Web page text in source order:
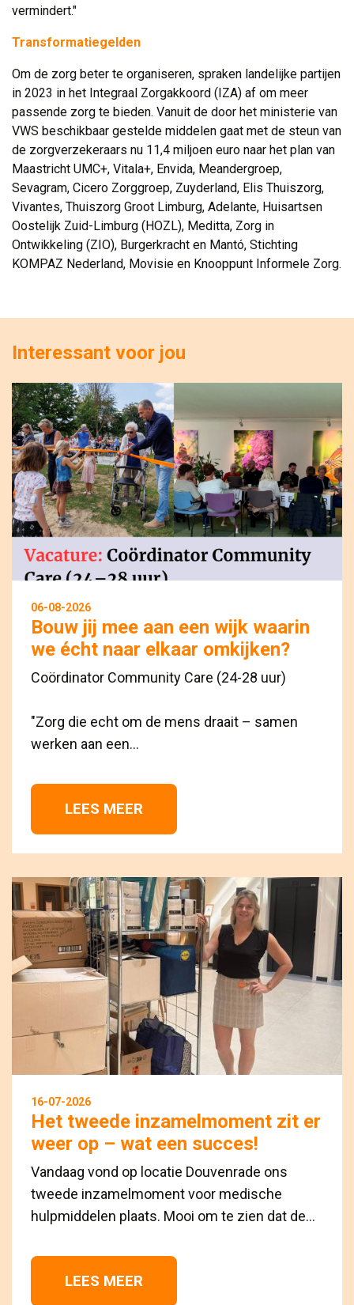
vermindert."
Transformatiegelden
Om de zorg beter te organiseren, spraken landelijke partijen
in 2023 in het Integraal Zorgakkoord (IZA) af om meer
passende zorg te bieden. Vanuit de door het ministerie van
VWS beschikbaar gestelde middelen gaat met de steun van
de zorgverzekeraars nu 11,4 miljoen euro naar het plan van
Maastricht UMC+, Vitala+, Envida, Meandergroep,
Sevagram, Cicero Zorggroep, Zuyderland, Elis Thuiszorg,
Vivantes, Thuiszorg Groot Limburg, Adelante, Huisartsen
Oostelijk Zuid-Limburg (HOZL), Meditta, Zorg in
Ontwikkeling (ZIO), Burgerkracht en Mantó, Stichting
KOMPAZ Nederland, Movisie en Knooppunt Informele Zorg.
Interessant voor jou
06-08-2026
Bouw jij mee aan een wijk waarin
we écht naar elkaar omkijken?
Coördinator Community Care (24-28 uur)
"Zorg die echt om de mens draait – samen
werken aan een...
LEES MEER
16-07-2026
Het tweede inzamelmoment zit er
weer op – wat een succes!
Vandaag vond op locatie Douvenrade ons
tweede inzamelmoment voor medische
hulpmiddelen plaats. Mooi om te zien dat de...
LEES MEER